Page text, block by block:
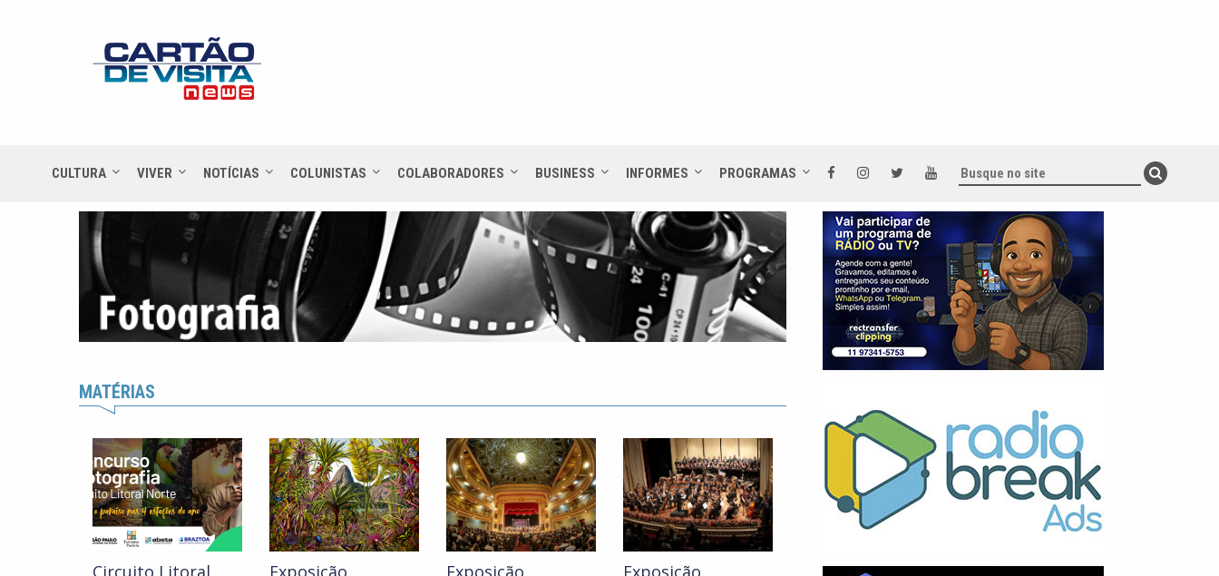
CULTURA VIVER NOTÍCIAS COLUNISTAS COLABORADORES BUSINESS INFORMES PROGRAMAS
MATÉRIAS